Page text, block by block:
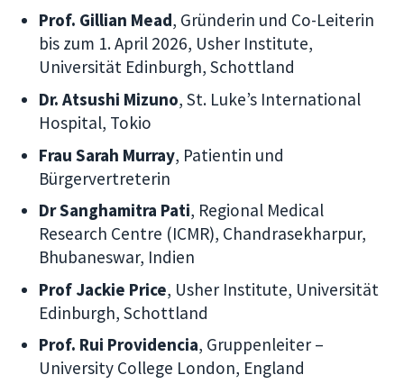
Prof. Gillian Mead, Gründerin und Co-Leiterin
bis zum 1. April 2026, Usher Institute,
Universität Edinburgh, Schottland
Dr. Atsushi Mizuno, St. Luke’s International
Hospital, Tokio
Frau Sarah Murray, Patientin und
Bürgervertreterin
Dr Sanghamitra Pati, Regional Medical
Research Centre (ICMR), Chandrasekharpur,
Bhubaneswar, Indien
Prof Jackie Price, Usher Institute, Universität
Edinburgh, Schottland
Prof. Rui Providencia, Gruppenleiter –
University College London, England